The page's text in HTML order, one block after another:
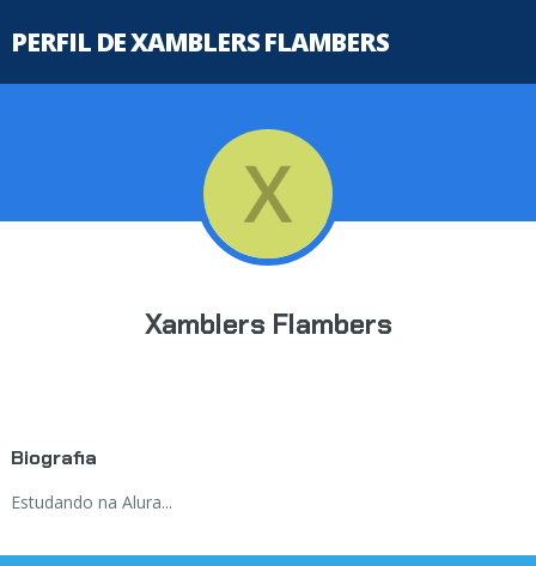
PERFIL DE XAMBLERS FLAMBERS
Xamblers Flambers
Biografia
Estudando na Alura...